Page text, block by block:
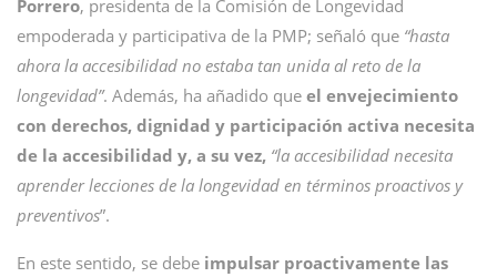
Porrero, presidenta de la Comisión de Longevidad
empoderada y participativa de la PMP; señaló que “hasta
ahora la accesibilidad no estaba tan unida al reto de la
longevidad”. Además, ha añadido que el envejecimiento
con derechos, dignidad y participación activa necesita
de la accesibilidad y, a su vez, “la accesibilidad necesita
aprender lecciones de la longevidad en términos proactivos y
preventivos”.
En este sentido, se debe impulsar proactivamente las